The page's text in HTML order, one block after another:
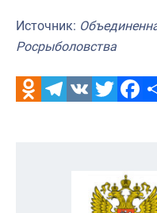
Источник:
Росрыболовства